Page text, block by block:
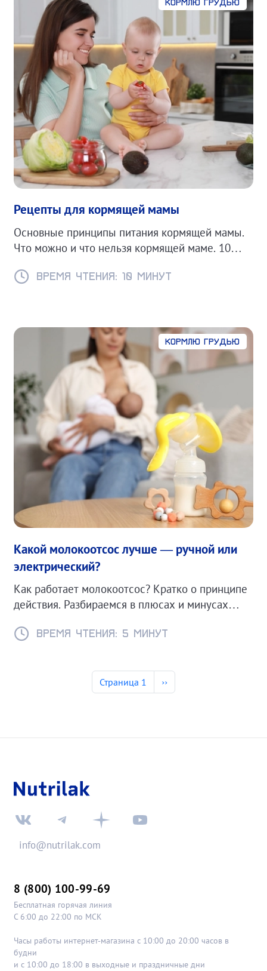
Кормлю грудью
Рецепты для кормящей мамы
Основные принципы питания кормящей мамы.
Что можно и что нельзя кормящей маме. 10
Время чтения: 10 минут
Кормлю грудью
Какой молокоотсос лучше — ручной или
электрический?
Как работает молокоотсос? Кратко о принципе
действия. Разбираемся в плюсах и минусах
Время чтения: 5 минут
Нумерация страниц
Страница 1 Следующая страница
››
info@nutrilak.com
8 (800) 100-99-69
Бесплатная горячая линия
С 6:00 до 22:00 по МСК
Часы работы интернет-магазина с 10:00 до 20:00 часов в
будни
и с 10:00 до 18:00 в выходные и праздничные дни